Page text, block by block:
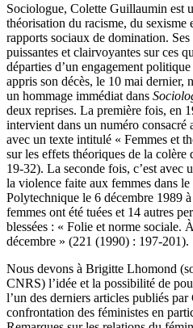
Sociologue, Colette Guillaumin est
théorisation du racisme, du sexisme
rapports sociaux de domination.
puissantes et clairvoyantes sur ces
départies d’un engagement
appris son décès, le 10 mai dernier,
un hommage immédiat dans
deux reprises. La première fois, en
intervient dans un numéro consacré
avec un texte intitulé « Femmes et
sur les effets théoriques de la
19-32). La seconde fois, c’est avec
la violence faite aux femmes dans le
Polytechnique le 6 décembre 1989
femmes ont été tuées et 14 autres
blessées : « Folie et norme sociale.
décembre » (221 (1990) : 197-201).
Nous devons à Brigitte Lhomond
CNRS) l’idée et la possibilité de
l’un des derniers articles publiés
confrontation des féministes en